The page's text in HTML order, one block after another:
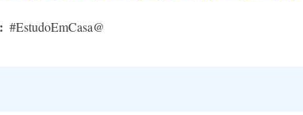
#EstudoEmCasa@